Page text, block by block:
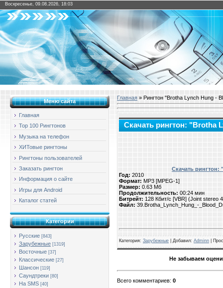
Воскресенье, 09.08.2026, 18:03
Меню сайта
Главная
Top 100 Рингтонов
Музыка на телефон
ХИТовые рингтоны
Рингтоны пользователей
Заказать рингтон
Информация о сайте
Игры для Android
Каталог статей
Категории
Русские [843]
Зарубежные [1319]
Восточные [37]
Классические [27]
Шансон [119]
Саундтреки [80]
На SMS [40]
Главная » Рингтон "Brotha Lynch Hung -
Скачать рингтон: "Brotha
Скачать
Год: 2010
Формат: MP3 [MPEG-1]
Размер: 0.63 Мб
Продолжительность: 00:24 мин
Битрейт: 128 Кбит/с [VBR] (Joint stereo
Файл: 39.Brotha_Lynch_Hung_-
Категория: Зарубежные | Добавил: Adminn
Не забываем
Всего комментариев: 0